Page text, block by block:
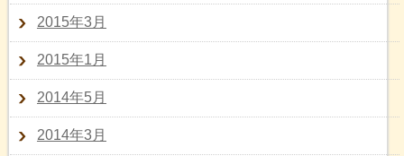
2015年3月
2015年1月
2014年5月
2014年3月